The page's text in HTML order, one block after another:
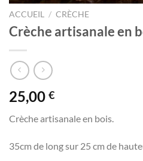
ACCUEIL / CRÈCHE
Crèche artisanale en
25,00 €
Crèche artisanale en bois.
35cm de long sur 25 cm de